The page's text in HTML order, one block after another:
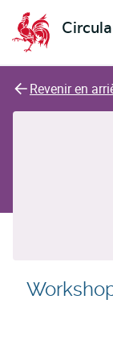
L'économie
Revenir en